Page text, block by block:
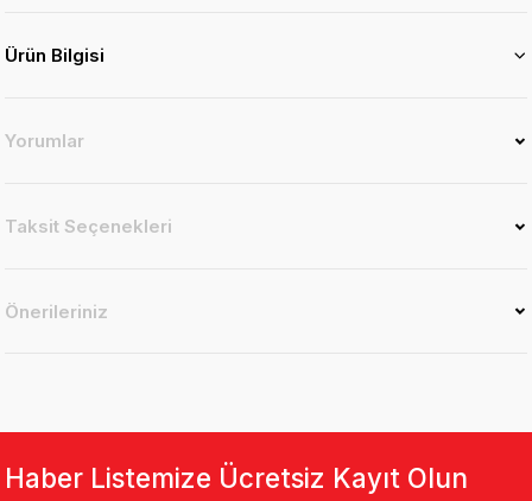
Ürün Bilgisi
Yorumlar
Taksit Seçenekleri
Önerileriniz
Haber Listemize Ücretsiz Kayıt Olun